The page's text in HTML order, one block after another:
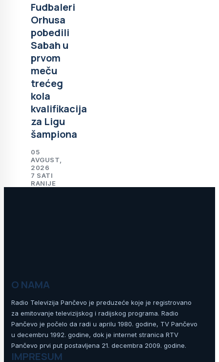
Fudbaleri
Orhusa
pobedili
Sabah u
prvom
meču
trećeg
kola
kvalifikacija
za Ligu
šampiona
05
AVGUST,
2026
7 SATI
RANIJE
O NAMA
Radio Televizija Pančevo je preduzeće koje je registrovano
za emitovanje televizijskog i radijskog programa. Radio
Pančevo je počelo da radi u aprilu 1980. godine, TV Pančevo
u decembru 1992. godine, dok je internet stranica RTV
Pančevo prvi put postavljena 21. decembra 2009. godine.
IMPRESUM